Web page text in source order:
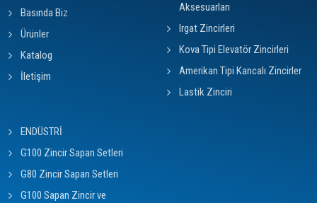
Basında Biz
Ürünler
Katalog
İletişim
Aksesuarları
Irgat Zincirleri
Kova Tipi Elevatör Zincirleri
Amerikan Tipi Kancalı Zincirler
Lastik Zinciri
ENDÜSTRİ
G100 Zincir Sapan Setleri
G80 Zincir Sapan Setleri
G100 Sapan Zincir ve